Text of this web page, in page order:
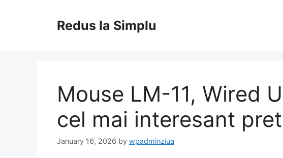
Redus la Simplu
Mouse LM-11, Wired
cel mai interesant
January 16, 2026 by wpadminziua